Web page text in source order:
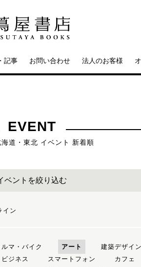
記事 お問い合わせ 法人のお客様
EVENT
道・東北 イベント 新着順
ベントを絞り込む
イン
ルマ・バイク アート 建築デザイン
ビジネス スマートフォン カフェ